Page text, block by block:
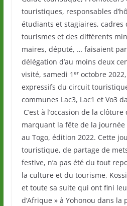
touristiques, responsables
étudiants et stagiaires,
tourismes et des différents
maires, député, … faisaient
délégation d’au moins deux
visité, samedi 1 eroctobre
expressifs du circuit
communes Lac3, Lac1 et Vo3
C’est à l’occasion de la
marquant la fête de la
au Togo, édition 2022. Cette
touristique, de partage de
festive, n’a pas été du tout
la culture et du tourisme,
et toute sa suite qui ont fini
d’Afrique » à Yohonou dans la